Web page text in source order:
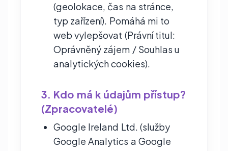
(geolokace, čas na stránce,
typ zařízení). Pomáhá mi to
web vylepšovat (Právní titul:
Oprávněný zájem / Souhlas u
analytických cookies).
3. Kdo má k údajům přístup?
(Zpracovatelé)
Google Ireland Ltd. (služby
Google Analytics a Google